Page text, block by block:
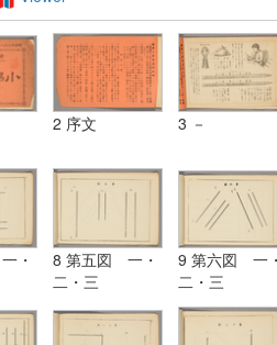
2 序文 3 －
・
8 第五図 一・
二・三
9 第六図 一
二・三